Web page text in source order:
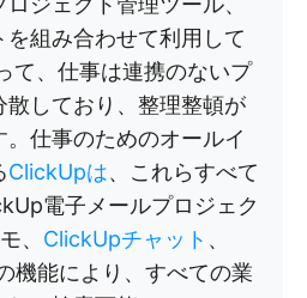
組み合わせて利用して
て、仕事は連携のないプ
散しており、整理整頓が
仕事のためのオールイ
ClickUpは、これらすべて
電子メールプロジェク
、 ClickUpチャット 、
機能により、すべての業